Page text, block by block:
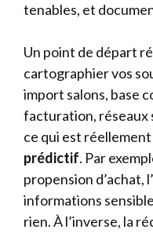
tenables, et
Un point de départ
cartographier vos
import salons, base
facturation, réseaux
ce qui est
prédictif. Par
propension d’achat,
informations
rien. À l’inverse, la